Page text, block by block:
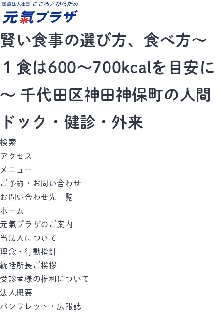
賢い食事の選び方、食べ方～
１食は600～700kcalを目安に
～ 千代田区神田神保町の人間
ドック・健診・外来
検索
アクセス
メニュー
ご予約・お問い合わせ
お問い合わせ先一覧
ホーム
元氣プラザのご案内
当法人について
理念・行動指針
統括所長ご挨拶
受診者様の権利について
法人概要
パンフレット・広報誌